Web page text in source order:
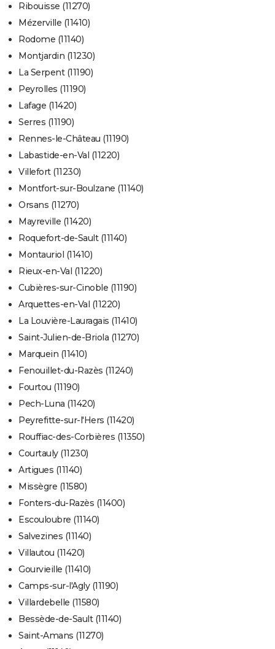
Ribouisse (11270)
Mézerville (11410)
Rodome (11140)
Montjardin (11230)
La Serpent (11190)
Peyrolles (11190)
Lafage (11420)
Serres (11190)
Rennes-le-Château (11190)
Labastide-en-Val (11220)
Villefort (11230)
Montfort-sur-Boulzane (11140)
Orsans (11270)
Mayreville (11420)
Roquefort-de-Sault (11140)
Montauriol (11410)
Rieux-en-Val (11220)
Cubières-sur-Cinoble (11190)
Arquettes-en-Val (11220)
La Louvière-Lauragais (11410)
Saint-Julien-de-Briola (11270)
Marquein (11410)
Fenouillet-du-Razès (11240)
Fourtou (11190)
Pech-Luna (11420)
Peyrefitte-sur-l'Hers (11420)
Rouffiac-des-Corbières (11350)
Courtauly (11230)
Artigues (11140)
Missègre (11580)
Fonters-du-Razès (11400)
Escouloubre (11140)
Salvezines (11140)
Villautou (11420)
Gourvieille (11410)
Camps-sur-l'Agly (11190)
Villardebelle (11580)
Bessède-de-Sault (11140)
Saint-Amans (11270)